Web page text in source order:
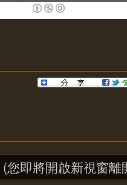
(您即將開啟新視窗離